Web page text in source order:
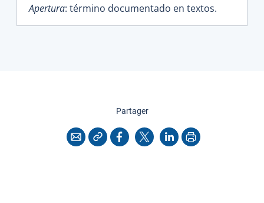
Apertura: término documentado en textos.
Partagercette page
CourrielCopier l'adresse
Facebook
X LinkedInImprimer